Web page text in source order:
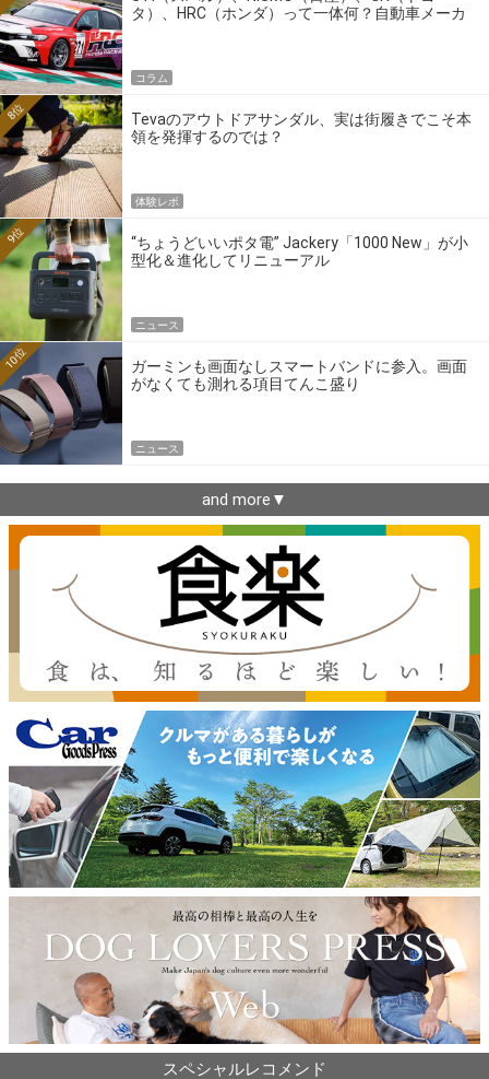
タ）、HRC（ホンダ）って一体何？自動車メーカ
コラム
Tevaのアウトドアサンダル、実は街履きでこそ本
領を発揮するのでは？
8位
体験レポ
“ちょうどいいポタ電” Jackery「1000 New」が小
型化＆進化してリニューアル
9位
ニュース
ガーミンも画面なしスマートバンドに参入。画面
がなくても測れる項目てんこ盛り
10位
ニュース
and more▼
スペシャルレコメンド